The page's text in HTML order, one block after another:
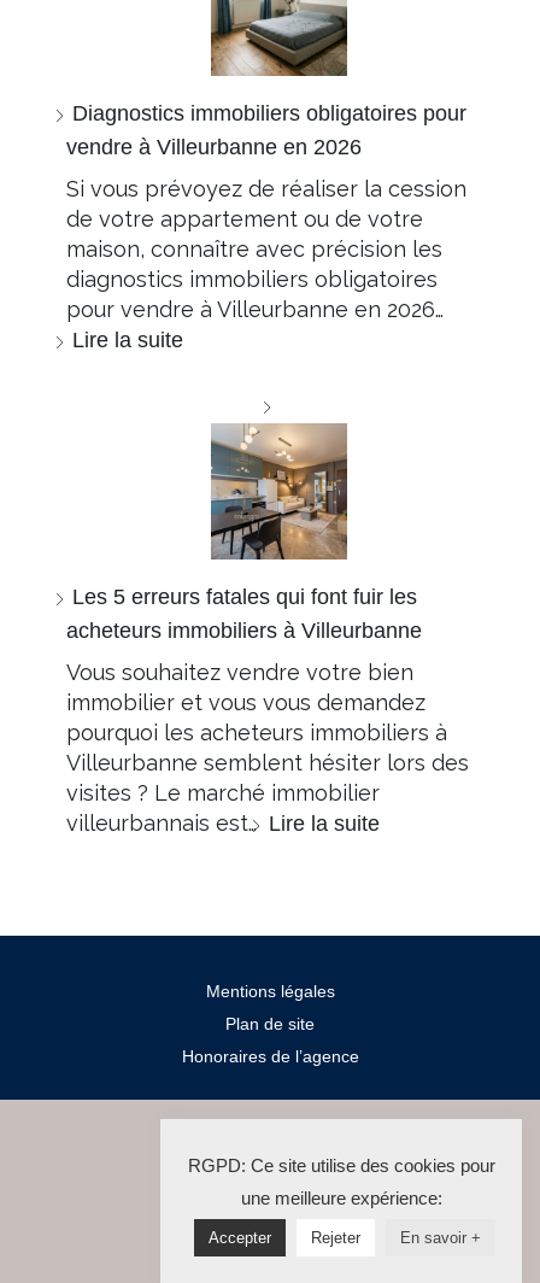
Diagnostics immobiliers obligatoires pour
vendre à Villeurbanne en 2026
Si vous prévoyez de réaliser la cession
de votre appartement ou de votre
maison, connaître avec précision les
diagnostics immobiliers obligatoires
pour vendre à Villeurbanne en 2026…
Lire la suite
Les 5 erreurs fatales qui font fuir les
acheteurs immobiliers à Villeurbanne
Vous souhaitez vendre votre bien
immobilier et vous vous demandez
pourquoi les acheteurs immobiliers à
Villeurbanne semblent hésiter lors des
visites ? Le marché immobilier
villeurbannais est… Lire la suite
Mentions légales
Plan de site
Honoraires de l’agence
La Solution Immo
RGPD: Ce site utilise des cookies pour
une meilleure expérience:
Accepter Rejeter En savoir +